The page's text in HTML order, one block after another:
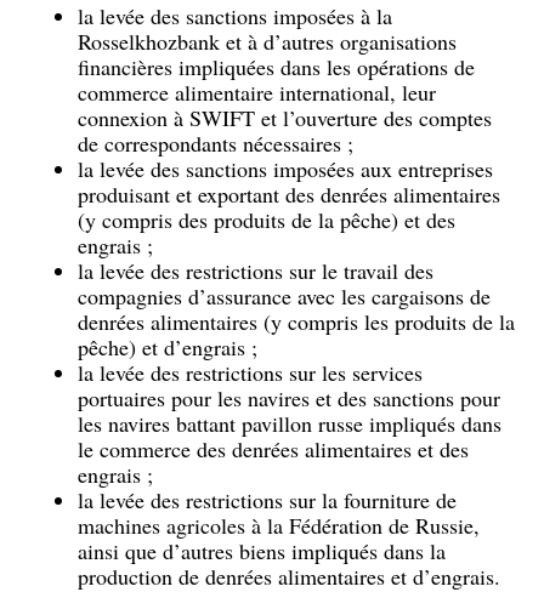
la levée des sanctions imposées à la
Rosselkhozbank et à d’autres organisations
financières impliquées dans les opérations de
commerce alimentaire international, leur
connexion à SWIFT et l’ouverture des comptes
de correspondants nécessaires ;
la levée des sanctions imposées aux entreprises
produisant et exportant des denrées alimentaires
(y compris des produits de la pêche) et des
engrais ;
la levée des restrictions sur le travail des
compagnies d’assurance avec les cargaisons de
denrées alimentaires (y compris les produits de la
pêche) et d’engrais ;
la levée des restrictions sur les services
portuaires pour les navires et des sanctions pour
les navires battant pavillon russe impliqués dans
le commerce des denrées alimentaires et des
engrais ;
la levée des restrictions sur la fourniture de
machines agricoles à la Fédération de Russie,
ainsi que d’autres biens impliqués dans la
production de denrées alimentaires et d’engrais.